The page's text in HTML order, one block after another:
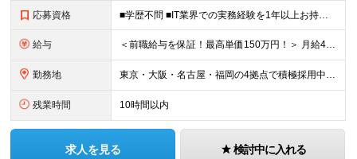
応募資格 ■学歴不問 ■IT業界での実務経験を1年以上お持ちの方 ★経験した業務範囲／使用言語などの開発環境／前職での雇用形態は一切不問です！ 【設立4年目で440名に拡大中！】 年齢・経験も多様なメンバーが
給与 ＜前職給与を保証！最高単価150万円！＞ 月給40万円～120万円+賞与 ◎入社した全員が年収UPしています！平均161万円UP！ ※経験・能力などを考慮の上、決定します。 ※上記給与には、月30
勤務地 東京・大阪・名古屋・福岡の4拠点で積極採用中。 ※転居を伴う転勤はなし。U・Iターン大歓迎！ ※本社または各拠点近郊のプロジェクト先での勤務となります。 ※プロジェクトにより、フルリモート相談可 【
残業時間 10時間以内
求人を見る 検討中に入れる